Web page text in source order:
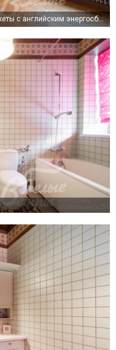
энергосберегающим стеклом